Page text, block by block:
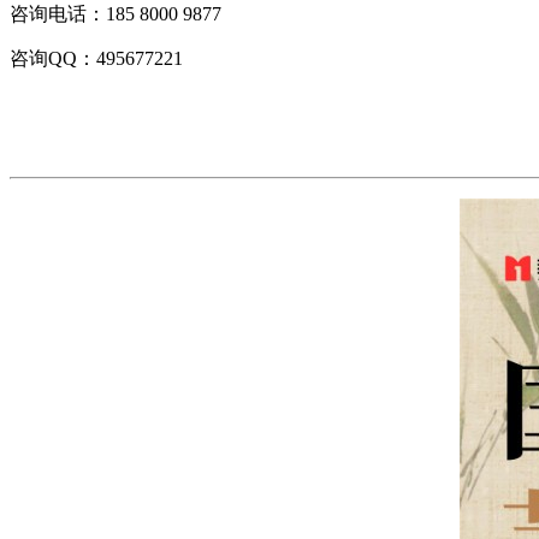
咨询电话：185 8000 9877
咨询QQ：495677221